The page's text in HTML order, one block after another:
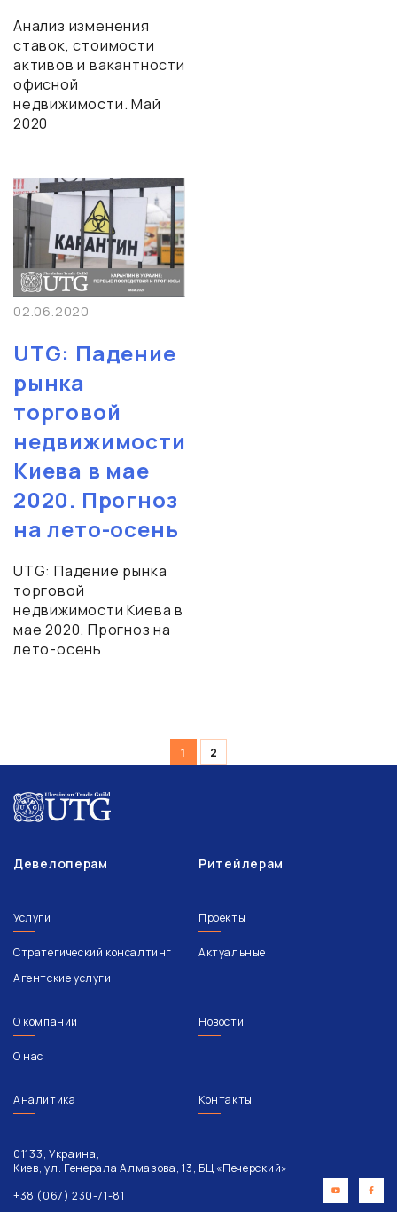
Анализ изменения
ставок, стоимости
активов и вакантности
офисной
недвижимости. Май
2020
02.06.2020
UTG: Падение
рынка
торговой
недвижимости
Киева в мае
2020. Прогноз
на лето-осень
UTG: Падение рынка
торговой
недвижимости Киева в
мае 2020. Прогноз на
лето-осень
записям
1 2
Девелоперам Ритейлерам
Услуги
Стратегический консалтинг
Агентские услуги
Проекты
Актуальные
О компании
О нас
Новости
Аналитика Контакты
01133, Украина,
Киев, ул. Генерала Алмазова, 13, БЦ «Печерский»
+38 (067) 230-71-81